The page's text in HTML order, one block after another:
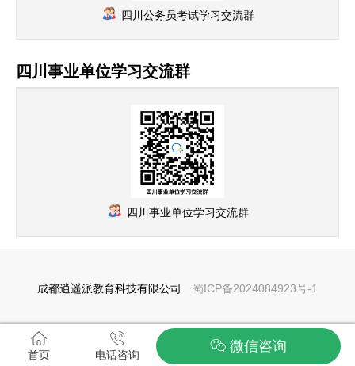
四川公务员考试学习交流群
四川事业单位学习交流群
四川事业单位学习交流群
成都逍遥派教育科技有限公司 蜀ICP备2024084923号-1
首页 电话咨询
微信咨询